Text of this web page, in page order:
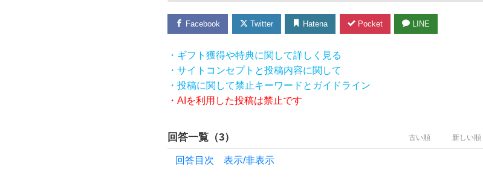
ルは
すぐ
別れ
そ
う..
と思
Facebook Twitter Hatena Pocket LINE
・ギフト獲得や特典に関して詳しく見る
・サイトコンセプトと投稿内容に関して
・投稿に関して禁止キーワードとガイドライン
・AIを利用した投稿は禁止です
回答一覧（3） 新しい順
古い順
回答目次 表示/非表示